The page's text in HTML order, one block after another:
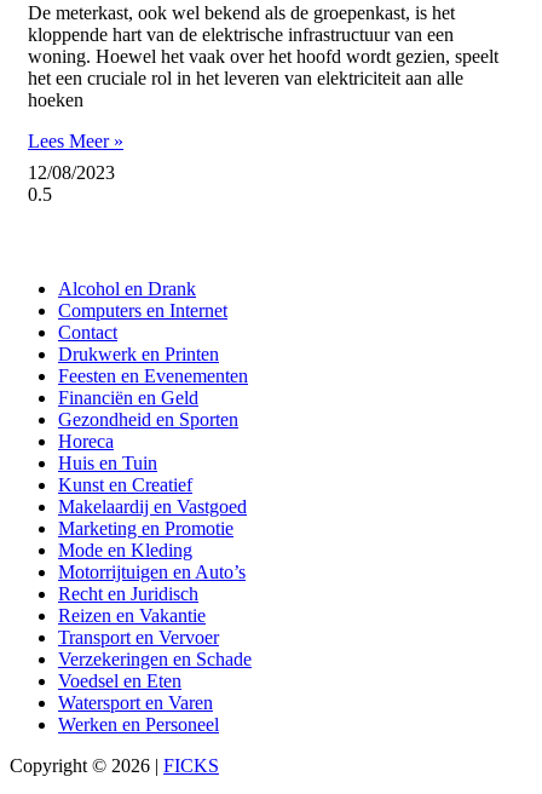
De meterkast, ook wel bekend als de groepenkast, is het
kloppende hart van de elektrische infrastructuur van een
woning. Hoewel het vaak over het hoofd wordt gezien, speelt
het een cruciale rol in het leveren van elektriciteit aan alle
hoeken
Lees Meer »
12/08/2023
Alcohol en Drank
Computers en Internet
Contact
Drukwerk en Printen
Feesten en Evenementen
Financiën en Geld
Gezondheid en Sporten
Horeca
Huis en Tuin
Kunst en Creatief
Makelaardij en Vastgoed
Marketing en Promotie
Mode en Kleding
Motorrijtuigen en Auto’s
Recht en Juridisch
Reizen en Vakantie
Transport en Vervoer
Verzekeringen en Schade
Voedsel en Eten
Watersport en Varen
Werken en Personeel
Copyright © 2026 | FICKS